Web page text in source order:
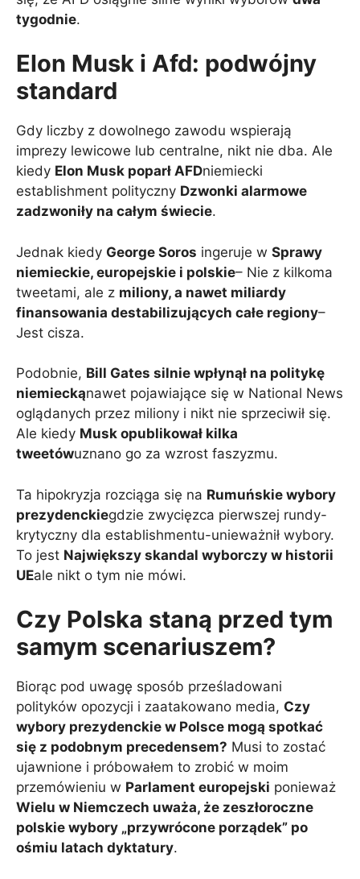
tygodnie.
Elon Musk i Afd: podwójny
standard
Gdy liczby z dowolnego zawodu wspierają
imprezy lewicowe lub centralne, nikt nie dba. Ale
kiedy Elon Musk poparł AFDniemiecki
establishment polityczny Dzwonki alarmowe
zadzwoniły na całym świecie.
Jednak kiedy George Soros ingeruje w Sprawy
niemieckie, europejskie i polskie– Nie z kilkoma
tweetami, ale z miliony, a nawet miliardy
finansowania destabilizujących całe regiony–
Jest cisza.
Podobnie, Bill Gates silnie wpłynął na politykę
niemieckąnawet pojawiające się w National News
oglądanych przez miliony i nikt nie sprzeciwił się.
Ale kiedy Musk opublikował kilka
tweetówuznano go za wzrost faszyzmu.
Ta hipokryzja rozciąga się na Rumuńskie wybory
prezydenckiegdzie zwycięzca pierwszej rundy-
krytyczny dla establishmentu-unieważnił wybory.
To jest Największy skandal wyborczy w historii
UEale nikt o tym nie mówi.
Czy Polska staną przed tym
samym scenariuszem?
Biorąc pod uwagę sposób prześladowani
polityków opozycji i zaatakowano media, Czy
wybory prezydenckie w Polsce mogą spotkać
się z podobnym precedensem? Musi to zostać
ujawnione i próbowałem to zrobić w moim
przemówieniu w Parlament europejski ponieważ
Wielu w Niemczech uważa, że ​​zeszłoroczne
polskie wybory „przywrócone porządek” po
ośmiu latach dyktatury.